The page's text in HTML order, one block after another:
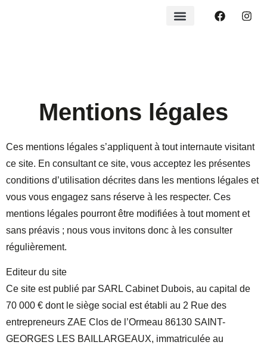
Mentions légales
Ces mentions légales s’appliquent à tout internaute visitant
ce site. En consultant ce site, vous acceptez les présentes
conditions d’utilisation décrites dans les mentions légales et
vous vous engagez sans réserve à les respecter. Ces
mentions légales pourront être modifiées à tout moment et
sans préavis ; nous vous invitons donc à les consulter
régulièrement.
Editeur du site
Ce site est publié par SARL Cabinet Dubois, au capital de
70 000 € dont le siège social est établi au 2 Rue des
entrepreneurs ZAE Clos de l’Ormeau 86130 SAINT-
GEORGES LES BAILLARGEAUX, immatriculée au